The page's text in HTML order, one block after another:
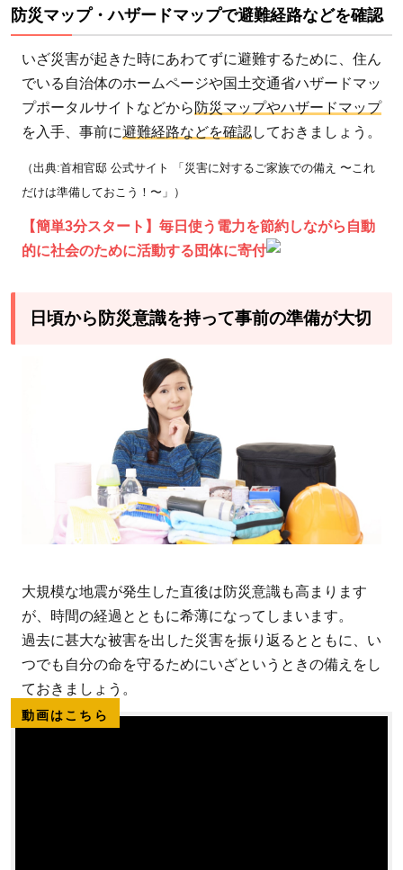
防災マップ・ハザードマップで避難経路などを確認
いざ災害が起きた時にあわてずに避難するために、住ん
でいる自治体のホームページや国土交通省ハザードマッ
プポータルサイトなどから 防災マップやハザードマップ
を入手、事前に避難経路などを確認しておきましょう。
（出典:首相官邸 公式サイト 「災害に対するご家族での備え 〜これ
だけは準備しておこう！〜」）
【簡単3分スタート】毎日使う電力を節約しながら自動
的に社会のために活動する団体に寄付
日頃から防災意識を持って事前の準備が大切
大規模な地震が発生した直後は防災意識も高まります
が、時間の経過とともに希薄になってしまいます。
過去に甚大な被害を出した災害を振り返るとともに、い
つでも自分の命を守るためにいざというときの備えをし
ておきましょう。
動画はこちら